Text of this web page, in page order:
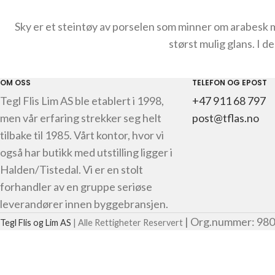
Sky er et steintøy av porselen som minner om
størst mulig glans. I
OM OSS
Tegl Flis Lim AS ble etablert i 1998,
men vår erfaring strekker seg helt
tilbake til 1985. Vårt kontor, hvor vi
også har butikk med utstilling ligger i
Halden/Tistedal. Vi er en stolt
forhandler av en gruppe seriøse
leverandører innen byggebransjen.
TELEFON OG EPOST
+47 911 68 797
post@tflas.no
Tegl Flis og Lim AS | Alle Rettigheter Reservert | Org.nummer: